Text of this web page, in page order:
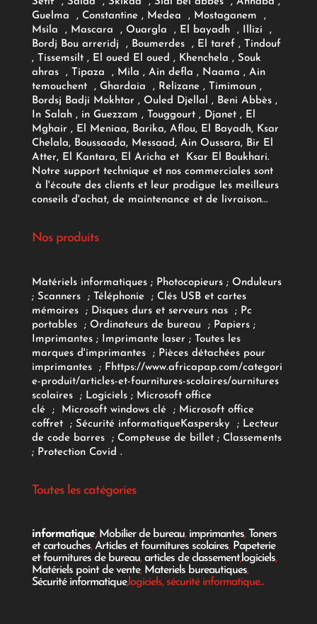
Guelma , Constantine , Medea , Mostaganem ,
Msila , Mascara , Ouargla , El bayadh , Illizi ,
Bordj Bou arreridj , Boumerdes , El taref , Tindouf
, Tissemsilt , El oued El oued , Khenchela , Souk
ahras , Tipaza , Mila , Ain defla , Naama , Ain
temouchent , Ghardaia , Relizane , Timimoun ,
Bordsj Badji Mokhtar , Ouled Djellal , Beni Abbès ,
In Salah , in Guezzam , Touggourt , Djanet , El
Mghair , El Meniaa, Barika, Aflou, El Bayadh, Ksar
Chelala, Boussaada, Messaad, Ain Oussara, Bir El
Atter, El Kantara, El Aricha et Ksar El Boukhari.
Notre support technique et nos commerciales sont
à l'écoute des clients et leur prodigue les meilleurs
conseils d'achat, de maintenance et de livraison...
Nos produits
Matériels informatiques; Photocopieurs; Onduleurs
; Scanners ; Téléphonie ; Clés USB et cartes
mémoires
; Disques durs et serveurs nas ; Pc
portables
; Ordinateurs de bureau ; Papiers;
Imprimantes;Imprimante laser; Toutes les
marques d'imprimantes
; Pièces détachées pour
imprimantes
; F https://www.africapap.com/categori
e-produit/articles-et-fournitures-scolaires/ournitures
scolaires; Logiciels ; Microsoft office
clé
; Microsoft windows clé; Microsoft office
coffret ; Sécurité informatiqueKaspersky ; Lecteur
de code barres
; Compteuse de billet; Classements
; Protection Covid .
Toutes les catégories
informatique, Mobilier de bureau, imprimantes, Toners
et cartouches,Articles et fournitures scolaires, Papeterie
et fournitures de bureau,articles de classement,logiciels,
Matériels point de vente, Materiels bureautiques,
Sécurité informatique,logiciels, sécurité informatique...